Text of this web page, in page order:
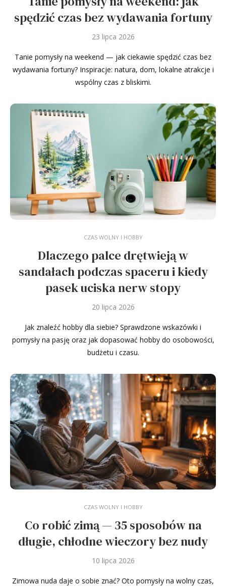
spędzić czas bez wydawania fortuny
23 lipca 2026
Tanie pomysły na weekend — jak ciekawie spędzić czas bez
wydawania fortuny? Inspiracje: natura, dom, lokalne atrakcje i
wspólny czas z bliskimi.
CZAS WOLNY I HOBBY
Dlaczego palce drętwieją w
sandałach podczas spaceru i kiedy
pasek uciska nerw stopy
20 lipca 2026
Jak znaleźć hobby dla siebie? Sprawdzone wskazówki i
pomysły na pasję oraz jak dopasować hobby do osobowości,
budżetu i czasu.
CZAS WOLNY I HOBBY
Co robić zimą — 35 sposobów na
długie, chłodne wieczory bez nudy
10 lipca 2026
Zimowa nuda daje o sobie znać? Oto pomysły na wolny czas,